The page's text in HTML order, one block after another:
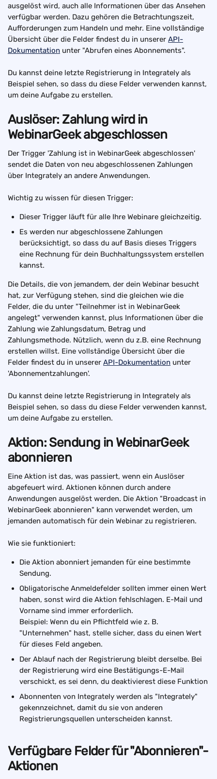
ausgelöst wird, auch alle Informationen über das Ansehen
verfügbar werden. Dazu gehören die Betrachtungszeit,
Aufforderungen zum Handeln und mehr. Eine vollständige
Übersicht über die Felder findest du in unserer API-
Dokumentation unter "Abrufen eines Abonnements".
Du kannst deine letzte Registrierung in Integrately als
Beispiel sehen, so dass du diese Felder verwenden kannst,
um deine Aufgabe zu erstellen.
Auslöser: Zahlung wird in
WebinarGeek abgeschlossen
Der Trigger 'Zahlung ist in WebinarGeek abgeschlossen'
sendet die Daten von neu abgeschlossenen Zahlungen
über Integrately an andere Anwendungen.
Wichtig zu wissen für diesen Trigger:
Dieser Trigger läuft für alle Ihre Webinare gleichzeitig.
Es werden nur abgeschlossene Zahlungen
berücksichtigt, so dass du auf Basis dieses Triggers
eine Rechnung für dein Buchhaltungssystem erstellen
kannst.
Die Details, die von jemandem, der dein Webinar besucht
hat, zur Verfügung stehen, sind die gleichen wie die
Felder, die du unter "Teilnehmer ist in WebinarGeek
angelegt" verwenden kannst, plus Informationen über die
Zahlung wie Zahlungsdatum, Betrag und
Zahlungsmethode. Nützlich, wenn du z.B. eine Rechnung
erstellen willst. Eine vollständige Übersicht über die
Felder findest du in unserer API-Dokumentation unter
'Abonnementzahlungen'.
Du kannst deine letzte Registrierung in Integrately als
Beispiel sehen, so dass du diese Felder verwenden kannst,
um deine Aufgabe zu erstellen.
Aktion: Sendung in WebinarGeek
abonnieren
Eine Aktion ist das, was passiert, wenn ein Auslöser
abgefeuert wird. Aktionen können durch andere
Anwendungen ausgelöst werden. Die Aktion "Broadcast in
WebinarGeek abonnieren" kann verwendet werden, um
jemanden automatisch für dein Webinar zu registrieren.
Wie sie funktioniert:
Die Aktion abonniert jemanden für eine bestimmte
Sendung.
Obligatorische Anmeldefelder sollten immer einen Wert
haben, sonst wird die Aktion fehlschlagen. E-Mail und
Vorname sind immer erforderlich.
Beispiel: Wenn du ein Pflichtfeld wie z. B.
"Unternehmen" hast, stelle sicher, dass du einen Wert
für dieses Feld angeben.
Der Ablauf nach der Registrierung bleibt derselbe. Bei
der Registrierung wird eine Bestätigungs-E-Mail
verschickt, es sei denn, du deaktivierest diese Funktion
Abonnenten von Integrately werden als "Integrately"
gekennzeichnet, damit du sie von anderen
Registrierungsquellen unterscheiden kannst.
Verfügbare Felder für "Abonnieren"-
Aktionen